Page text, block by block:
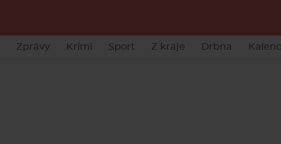
Zprávy Krimi Sport Z kraje Drbna